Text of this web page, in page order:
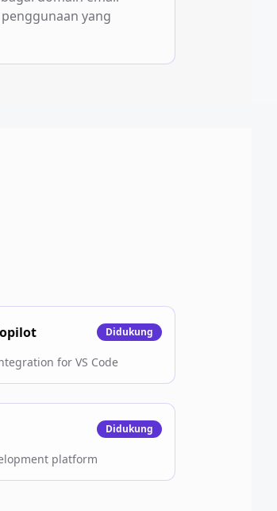
yang
Didukung
for VS Code
Didukung
platform